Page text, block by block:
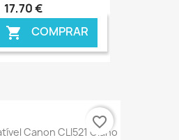
17,70 €
 COMPRAR
€ ONLINE
Canon CLI521 Ciano
favorite_border